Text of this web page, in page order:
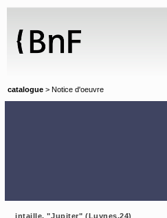
catalogue > Notice d'oeuvre
intaille, "Jupiter" (Luynes.24)